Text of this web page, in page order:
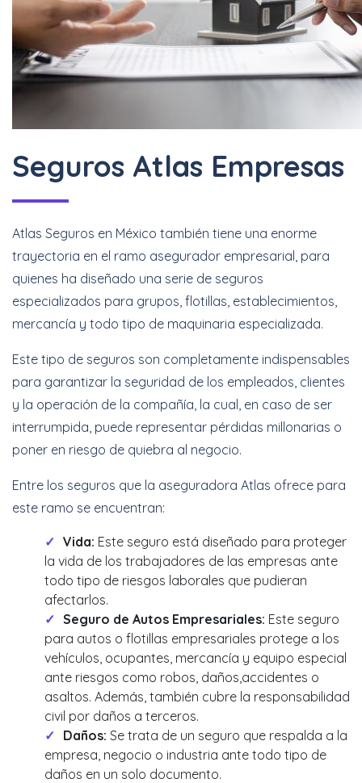
Seguros Atlas Empresas
Atlas Seguros en México también tiene una enorme
trayectoria en el ramo asegurador empresarial, para
quienes ha diseñado una serie de seguros
especializados para grupos, flotillas, establecimientos,
mercancía y todo tipo de maquinaria especializada.
Este tipo de seguros son completamente indispensables
para garantizar la seguridad de los empleados, clientes
y la operación de la compañía, la cual, en caso de ser
interrumpida, puede representar pérdidas millonarias o
poner en riesgo de quiebra al negocio.
Entre los seguros que la aseguradora Atlas ofrece para
este ramo se encuentran:
Vida: Este seguro está diseñado para proteger
la vida de los trabajadores de las empresas ante
todo tipo de riesgos laborales que pudieran
afectarlos.
Seguro de Autos Empresariales: Este seguro
para autos o flotillas empresariales protege a los
vehículos, ocupantes, mercancía y equipo especial
ante riesgos como robos, daños,accidentes o
asaltos. Además, también cubre la responsabilidad
civil por daños a terceros.
Daños: Se trata de un seguro que respalda a la
empresa, negocio o industria ante todo tipo de
daños en un solo documento.